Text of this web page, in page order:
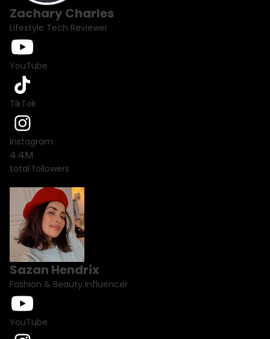
Zachary Charles
Lifestyle Tech Reviewer
YouTube
TikTok
Instagram
4.4M
total followers
Sazan Hendrix
Fashion & Beauty Influencer
YouTube